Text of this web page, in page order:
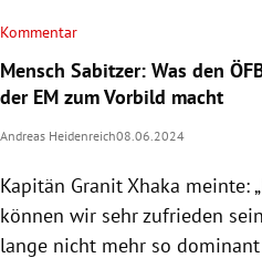
Kommentar
Mensch Sabitzer: Was den
der EM zum Vorbild macht
Andreas Heidenreich08.06.2024
Kapitän Granit Xhaka meinte:
können wir sehr zufrieden
lange nicht mehr so